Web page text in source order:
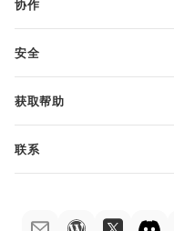
申请免费帐户
协作
翻译人员
安全
获取帮助
帮助中心
联系